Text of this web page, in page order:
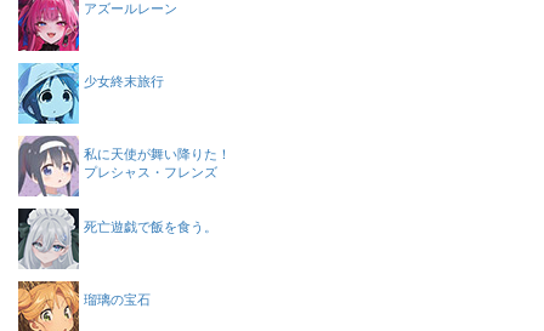
アズールレーン
少女終末旅行
私に天使が舞い降りた！
プレシャス・フレンズ
死亡遊戯で飯を食う。
瑠璃の宝石